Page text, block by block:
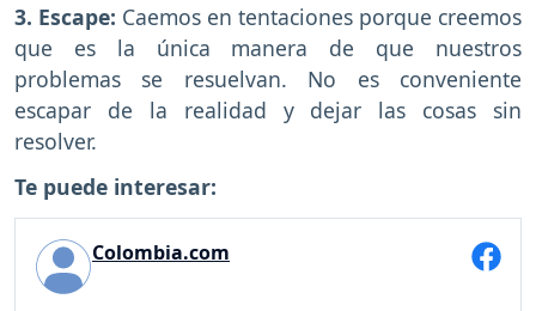
3. Escape: Caemos en tentaciones porque creemos
que es la única manera de que nuestros
problemas se resuelvan. No es conveniente
escapar de la realidad y dejar las cosas sin
resolver.
Te puede interesar:
Colombia.com